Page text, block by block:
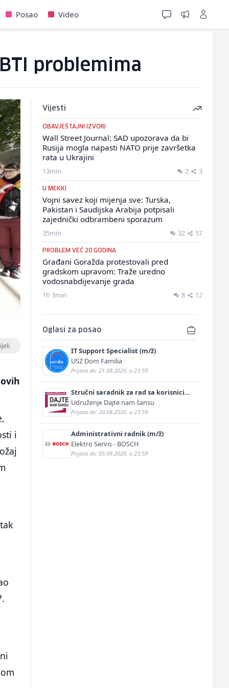
Posao Video
problemima
i
Vijesti
OBAVJEŠTAJNI IZVORI
Wall Street Journal: SAD upozorava da bi
Rusija mogla napasti NATO prije završetka
rata u Ukrajini
13min 2 3
U MEKKI
Vojni savez koji mijenja sve: Turska,
Pakistan i Saudijska Arabija potpisali
zajednički odbrambeni sporazum
35min 32 57
PROBLEM VEĆ 20 GODINA
Građani Goražda protestovali pred
gradskom upravom: Traže uredno
vodosnabdijevanje grada
1h 3min 8 12
Oglasi za posao
IT Support Specialist (m/ž)
USZ Dom Familia
Prijava do: 21.08.2026. u 23:59
Stručni saradnik za rad sa korisnicima
(m/ž)
Udruženje Dajte nam šansu
Prijava do: 20.08.2026. u 23:59
Administrativni radnik (m/ž)
Elektro Servis - BOSCH
Prijava do: 05.09.2026. u 23:59